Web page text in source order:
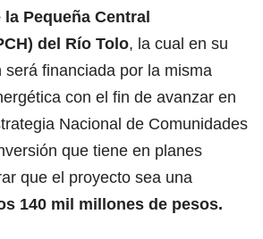
Pequeña Central
del Río Tolo, la cual en su
será financiada por la misma
con el fin de avanzar en
Nacional de Comunidades
que tiene en planes
que el proyecto sea una
140 mil millones de pesos.